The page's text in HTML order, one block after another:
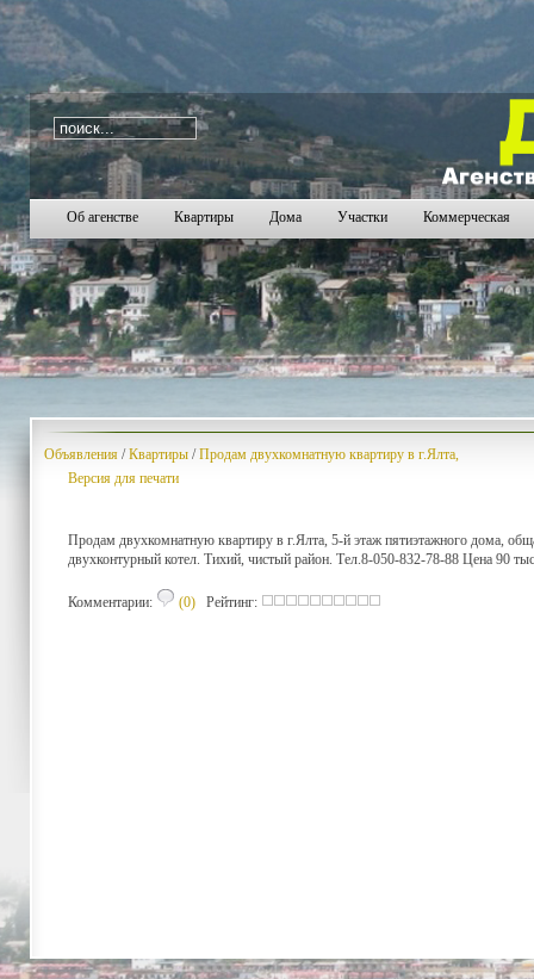
i=133
14641465 1466 1468 1469 1470
Об агенстве Квартиры Дома Участки Коммерческая
Объявления /Квартиры /Продам двухкомнатную квартиру в г.Ялта,
Версия для печати
Продам двухкомнатную квартиру в г.Ялта, 5-й этаж пятиэтажного дома,
двухконтурный котел. Тихий, чистый район. Тел.8-050-832-78-88 Цена 90
Комментарии: (0) Рейтинг: